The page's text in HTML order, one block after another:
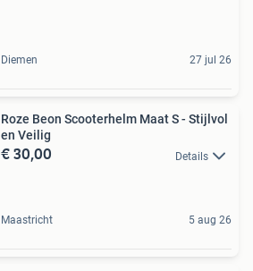
Diemen 27 jul 26
Roze Beon Scooterhelm Maat S - Stijlvol
en Veilig
€ 30,00 Details
Maastricht 5 aug 26